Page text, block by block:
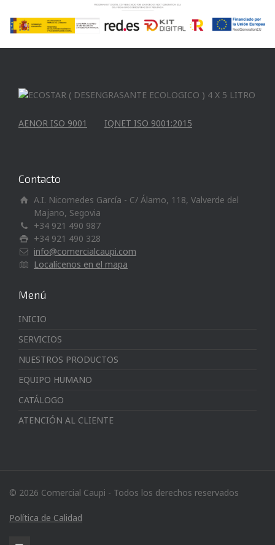
AENOR ISO 9001 IQNET ISO 9001:2015
Contacto
A.I. Nicomedes García - C/ Álamo, 118, Valverde del
Majano, Segovia
+34 921 490 987
+34 921 490 328
info@comercialcaupi.com
Localícenos en el mapa
Menú
INICIO
SERVICIOS
NUESTROS PRODUCTOS
EQUIPO HUMANO
CATÁLOGO
ATENCIÓN AL CLIENTE
© 2026 Comercial Caupi - Todos los derechos reservados
Política de Calidad